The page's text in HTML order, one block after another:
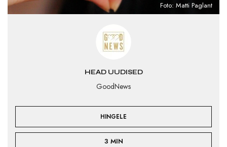
HEAD UUDISED
GoodNews
HINGELE
3 MIN
Foto: Matti Paglant